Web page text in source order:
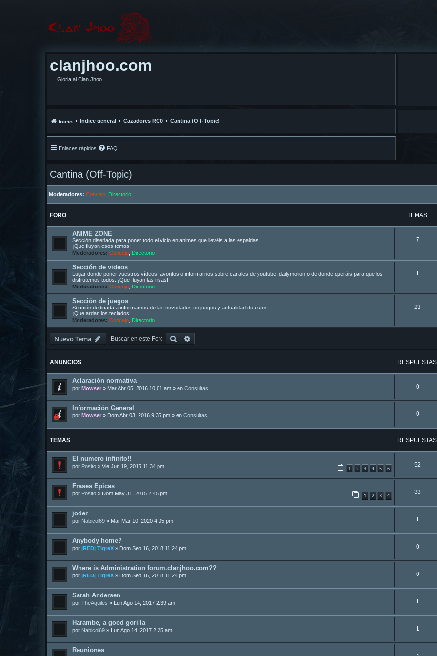
clanjhoo.com
Gloria al Clan Jhoo
Inicio Índice general Cazadores RC0 Cantina (Off-Topic)
Enlaces rápidos FAQ
Cantina (Off-Topic)
Moderadores: Concejo Directorio
FORO TEMAS
ANIME ZONE
Sección diseñada para poner todo el vicio en animes que llevéis a las espaldas.
¡Que fluyan esos temas!
Moderadores: Concejo Directorio
7
Sección de videos
Lugar donde poner vuestros vídeos favoritos o informarnos sobre canales de youtube, dailymotion o de donde queráis para que los
disfrutemos todos. ¡Que fluyan las risas!
Moderadores: Concejo Directorio
1
Sección de juegos
Sección dedicada a informarnos de las novedades en juegos y actualidad de estos.
¡Que ardan los teclados!
Moderadores: Concejo Directorio
23
Nuevo Tema Buscar
ANUNCIOS RESPUESTAS
Aclaración normativa
por Mowser » Mar Abr 05, 2016 10:01 am » en Consultas 0
Información General
por Mowser » Dom Abr 03, 2016 9:35 pm » en Consultas 0
TEMAS RESPUESTAS
El numero infinito!!
por Posito » Vie Jun 19, 2015 11:34 pm 1 2 3 4 5 6
52
Frases Epicas
por Posito » Dom May 31, 2015 2:45 pm 1 2 3 4
33
joder
por Nabicol69 » Mar Mar 10, 2020 4:05 pm 1
Anybody home?
por |RED| TigreX » Dom Sep 16, 2018 11:24 pm 0
Where is Administration forum.clanjhoo.com??
por |RED| TigreX » Dom Sep 16, 2018 11:24 pm 0
Sarah Andersen
por TheAquiles » Lun Ago 14, 2017 2:39 am 1
Harambe, a good gorilla
por Nabicol69 » Lun Ago 14, 2017 2:25 am 1
Reuniones